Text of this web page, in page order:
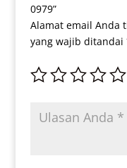
0979”
Alamat email Anda
yang wajib ditandai